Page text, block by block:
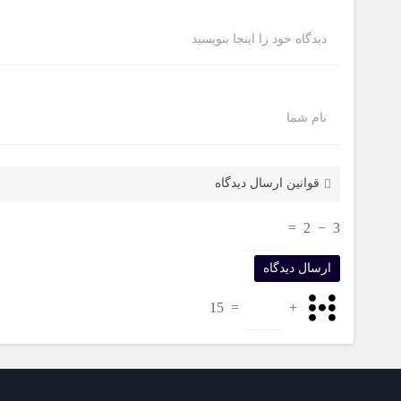
دیدگاه خود را اینجا بنویسید
نام شما
قوانین ارسال دیدگاه
3
−
2
=
+
=
15